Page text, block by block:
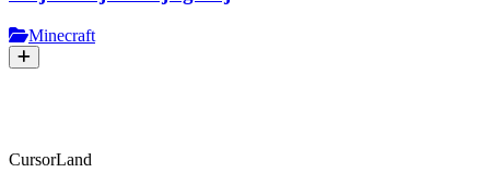
Minecraft
CursorLand